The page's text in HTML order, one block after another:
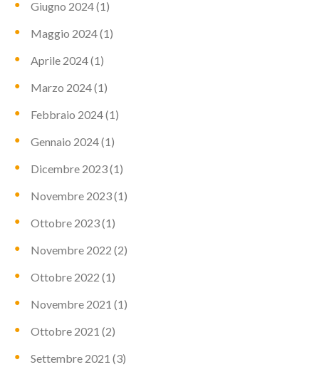
Giugno 2024(1)
Maggio 2024(1)
Aprile 2024(1)
Marzo 2024(1)
Febbraio 2024(1)
Gennaio 2024(1)
Dicembre 2023(1)
Novembre 2023(1)
Ottobre 2023(1)
Novembre 2022 (2)
Ottobre 2022 (1)
Novembre 2021 (1)
Ottobre 2021 (2)
Settembre 2021 (3)